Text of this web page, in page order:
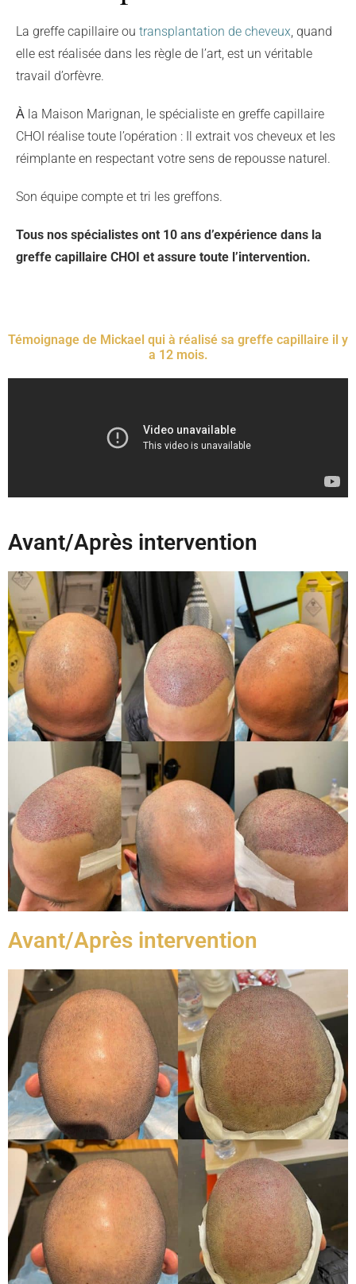
La greffe capillaire ou transplantation de cheveux , quand
elle est réalisée dans les règle de l’art, est un véritable
travail d’orfèvre.
À la Maison Marignan, le spécialiste en greffe capillaire
CHOI réalise toute l’opération : Il extrait vos cheveux et les
réimplante en respectant votre sens de repousse naturel.
Son équipe compte et tri les greffons.
Tous nos spécialistes ont 10 ans d’expérience dans la
greffe capillaire CHOI et assure toute l’intervention.
Témoignage de Mickael qui à réalisé sa greffe capillaire il y
a 12 mois.
Avant/Après intervention
Avant/Après intervention